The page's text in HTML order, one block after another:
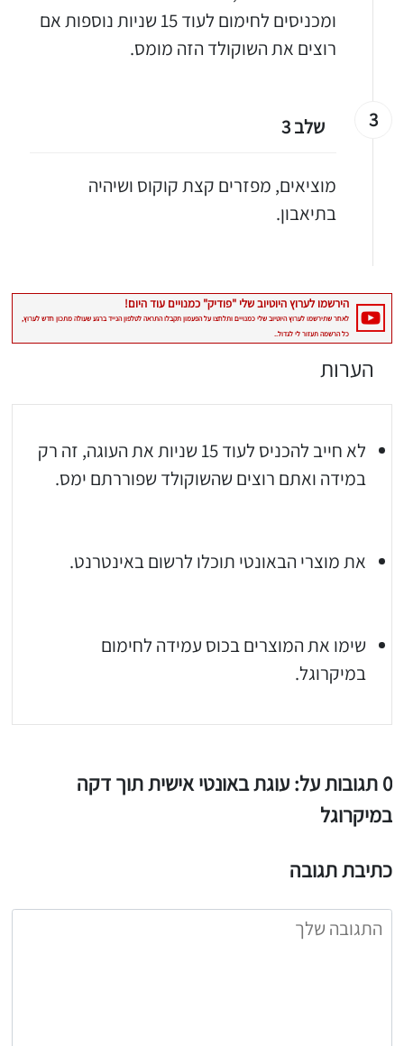
אותי באינסטגרם
ומכניסים לחימום לעוד 15 שניות נוספות אם
רוצים את השוקולד הזה מומס.
3 שלב 3
מוציאים, מפזרים קצת קוקוס ושיהיה
בתיאבון.
הערות
לא חייב להכניס לעוד 15 שניות את העוגה, זה רק
במידה ואתם רוצים שהשוקולד שפוררתם ימס.
את מוצרי הבאונטי תוכלו לרשום באינטרנט.
שימו את המוצרים בכוס עמידה לחימום
במיקרוגל.
0 תגובות על: עוגת באונטי אישית תוך דקה
במיקרוגל
כתיבת תגובה